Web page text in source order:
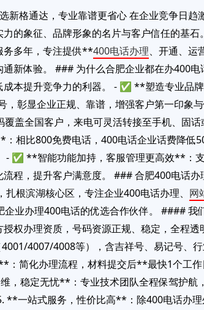
新格通达，专业靠谱更省心 在企业竞争日
的象征、品牌形象的名片与客户信任的基
务多年，专注提供**400电话办理、开通、运
新体验。 ### 为什么合肥企业都在办400
成本提升竞争力的利器。 - ✅ **塑造专业品
，彰显企业正规、靠谱，增强客户第一印象
盖全国客户，来电可灵活转接至手机、固
相比800免费电话，400电话企业话费降低
- ✅ **智能功能加持，客服管理更高效**：
程，提升客户满意度。 ### 合肥400电话
根滨湖核心区，专注企业400电话办理、 网
业办理400电话的优选合作伙伴。 ####
权办理资质，号码资源正规、稳定，全程
4007/4008等），含吉祥号、易记号、
：简化办理流程，材料提交后**最快1个工
，稳定无忧**：专业技术团队全程保驾护航
**一站式服务，性价比高**：除400电话办